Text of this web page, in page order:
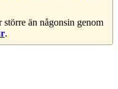
än någonsin genom
.